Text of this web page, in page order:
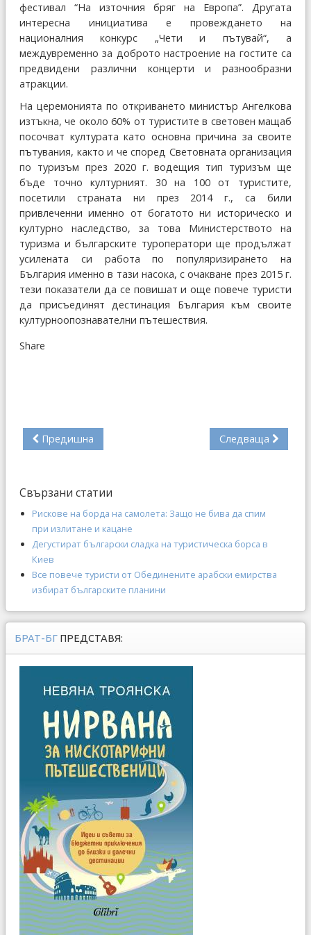
фестивал “На източния бряг на Европа”. Другата
интересна инициатива е провеждането на
националния конкурс „Чети и пътувай“, а
междувременно за доброто настроение на гостите са
предвидени различни концерти и разнообразни
атракции.
На церемонията по откриването министър Ангелкова
изтъкна, че около 60% от туристите в световен мащаб
посочват културата като основна причина за своите
пътувания, както и че според Световната организация
по туризъм през 2020 г. водещия тип туризъм ще
бъде точно културният. 30 на 100 от туристите,
посетили страната ни през 2014 г., са били
привлеченни именно от богатото ни историческо и
културно наследство, за това Министерството на
туризма и българските туроператори ще продължат
усилената си работа по популяризирането на
България именно в тази насока, с очакване през 2015 г.
тези показатели да се повишат и още повече туристи
да присъединят дестинация България към своите
културноопознавателни пътешествия.
Share
Предишна Следваща
Свързани статии
Рискове на борда на самолета: Защо не бива да спим
при излитане и кацане
Дегустират български сладка на туристическа борса в
Киев
Все повече туристи от Обединените арабски емирства
избират българските планини
БРАТ-БГ ПРЕДСТАВЯ: